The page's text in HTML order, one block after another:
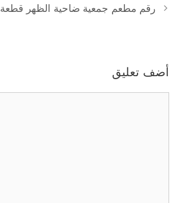
رقم مطعم جمعية ضاحية الظهر قطعة 4
أضف تعليق